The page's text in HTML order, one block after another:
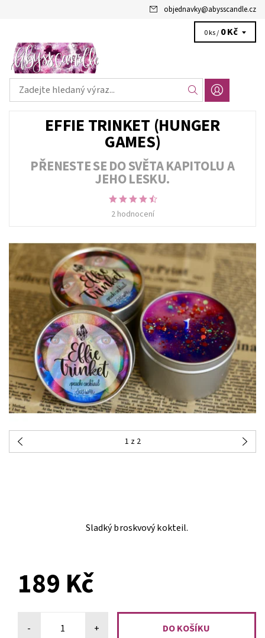
objednavky@abysscandle.cz
0 ks / 0 Kč
EFFIE TRINKET (HUNGER
GAMES)
PŘENESTE SE DO SVĚTA KAPITOLU A
JEHO LESKU.
2 hodnocení
1 z 2
Sladký broskvový kokteil.
189 Kč
- +